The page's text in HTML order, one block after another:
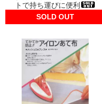
トで持ち運びに便利
SOLD OUT